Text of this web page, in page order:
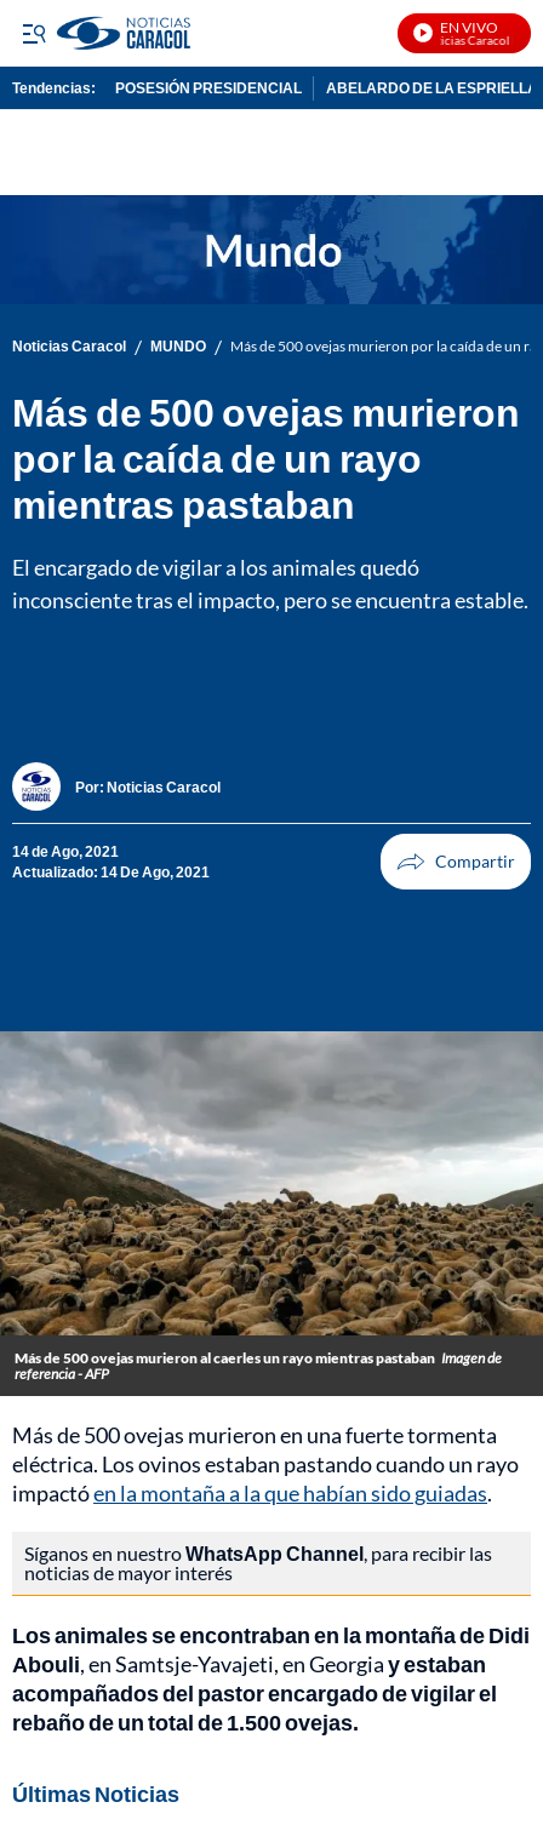
EN VIVO
Noticias Caracol En
Tendencias: POSESIÓN PRESIDENCIAL ABELARDO DE LA ESPRIELLA
Noticias Caracol / MUNDO / Más de 500 ovejas murieron por la caída de un
Más de 500 ovejas murieron
por la caída de un rayo
mientras pastaban
El encargado de vigilar a los animales quedó
inconsciente tras el impacto, pero se encuentra estable.
Por: Noticias Caracol
14 de Ago, 2021
Actualizado: 14 De Ago, 2021
Más de 500 ovejas murieron al caerles un rayo mientras pastaban Imagen de
referencia - AFP
Más de 500 ovejas murieron en una fuerte tormenta
eléctrica. Los ovinos estaban pastando cuando un rayo
impactóen la montaña a la que habían sido guiadas.
Síganos en nuestroWhatsApp Channel, para recibir las
noticias de mayor interés
Los animales se encontraban en la montaña de Didi
Abouli, en Samtsje-Yavajeti, en Georgiay estaban
acompañados del pastor encargado de vigilar el
rebaño de un total de 1.500 ovejas.
Últimas Noticias